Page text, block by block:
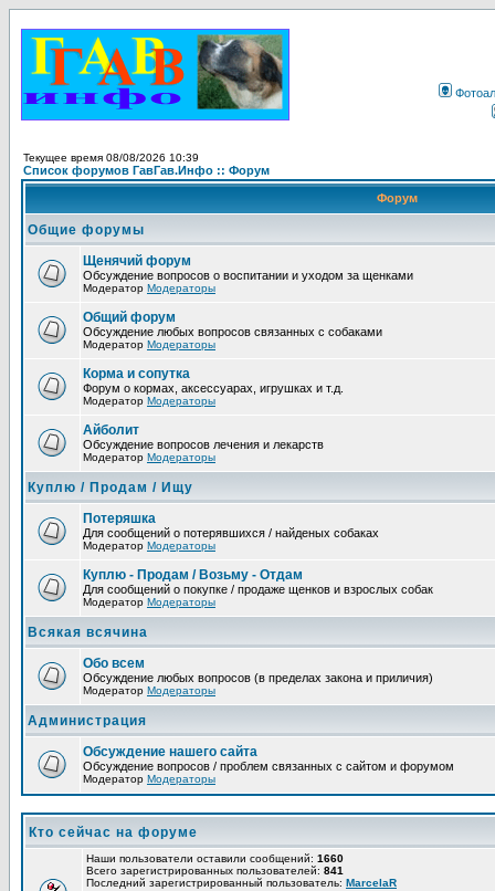
Текущее время 08/08/2026 10:39
Список форумов ГавГав.Инфо :: Форум
Форум
Общие форумы
Щенячий форум
Обсуждение вопросов о воспитании и уходом за щенками
Модератор Модераторы
Общий форум
Обсуждение любых вопросов связанных с собаками
Модератор Модераторы
Корма и сопутка
Форум о кормах, аксессуарах, игрушках и т.д.
Модератор Модераторы
Айболит
Обсуждение вопросов лечения и лекарств
Модератор Модераторы
Куплю / Продам / Ищу
Потеряшка
Для сообщений о потерявшихся / найденых собаках
Модератор Модераторы
Куплю - Продам / Возьму - Отдам
Для сообщений о покупке / продаже щенков и взрослых собак
Модератор Модераторы
Всякая всячина
Обо всем
Обсуждение любых вопросов (в пределах закона и приличия)
Модератор Модераторы
Администрация
Обсуждение нашего сайта
Обсуждение вопросов / проблем связанных с сайтом и форумом
Модератор Модераторы
Кто сейчас на форуме
Наши пользователи оставили сообщений: 1660
Всего зарегистрированных пользователей: 841
Последний зарегистрированный пользователь: MarcelaR